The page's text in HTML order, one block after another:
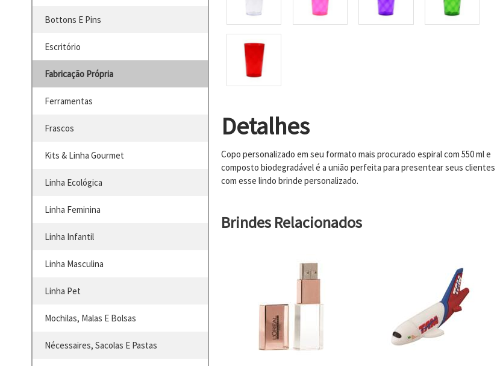
Bottons E Pins
Escritório
Fabricação Própria
Ferramentas
Frascos
Kits & Linha Gourmet
Linha Ecológica
Linha Feminina
Linha Infantil
Linha Masculina
Linha Pet
Mochilas, Malas E Bolsas
Nécessaires, Sacolas E Pastas
Detalhes
Copo personalizado em seu formato mais procurado espiral com 550 ml e
composto biodegradável é a união perfeita para presentear seus clientes
com esse lindo brinde personalizado.
Brindes Relacionados